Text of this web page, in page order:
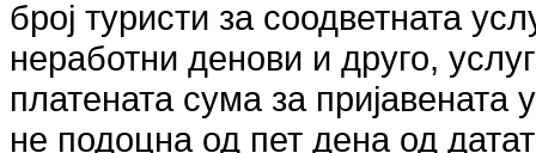
број туристи за соодветната
неработни денови и друго,
платената сума за пријавената
не подоцна од пет дена од